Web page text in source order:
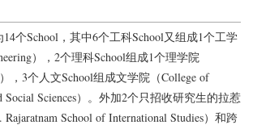
个School，其中6个工科School又组成1个工学
），2个理科School组成1个理学院
），3个人文School组成文学院（College of
Social Sciences）。外加2个只招收研究生的拉惹
School of International Studies）和跨